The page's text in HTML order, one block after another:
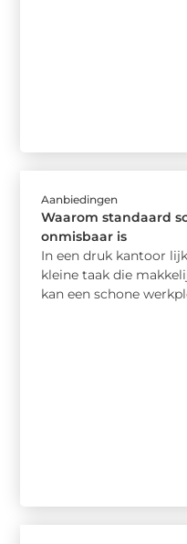
Aanbiedingen
Waarom standaard
onmisbaar is
In een druk kantoor
kleine taak die
kan een schone